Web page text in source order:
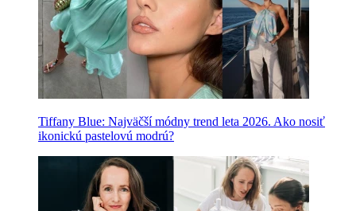
Tiffany Blue: Najväčší módny trend leta 2026. Ako nosiť
ikonickú pastelovú modrú?